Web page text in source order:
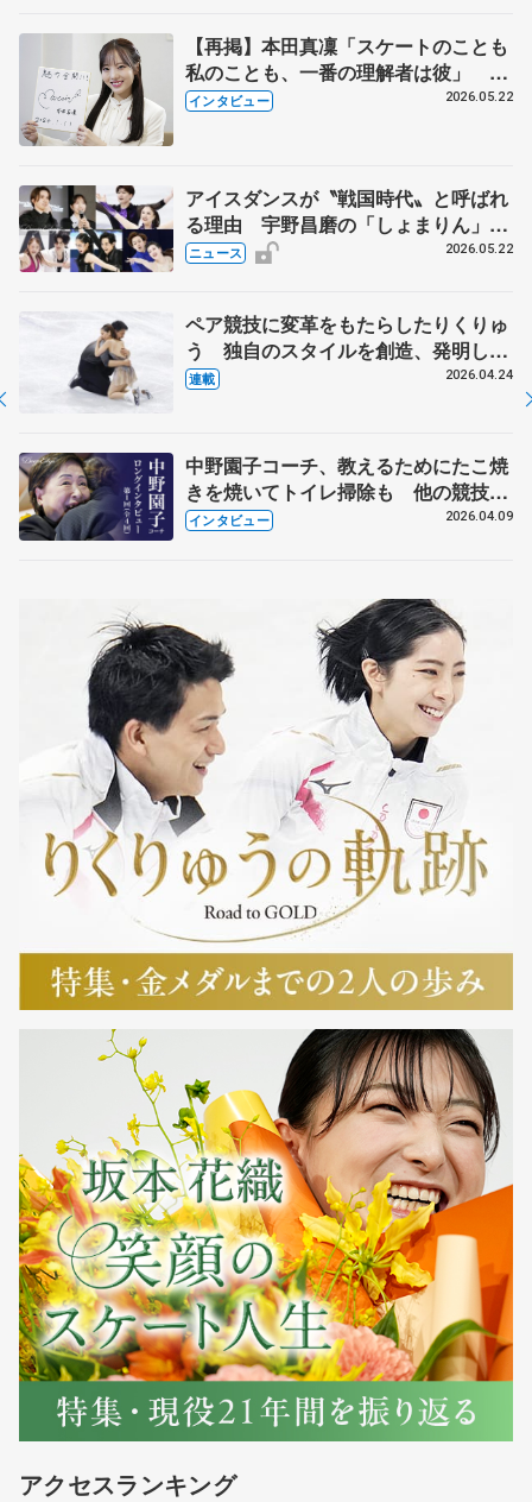
【再掲】本田真凜「スケートのことも
私のことも、一番の理解者は彼」 引
退時の単独インタビューで語った競技
インタビュー 2026.05.22
アイスダンスが〝戦国時代〟と呼ばれ
る理由 宇野昌磨の「しょまりん」ら
実力者が相次いで参戦 国内の競争激
ニュース 2026.05.22
ペア競技に変革をもたらしたりくりゅ
う 独自のスタイルを創造、発明した
【引退発表後②】
連載 2026.04.24
中野園子コーチ、教えるためにたこ焼
きを焼いてトイレ掃除も 他の競技に
も通用するという坂本花織の筋肉
インタビュー 2026.04.09
アクセスランキング